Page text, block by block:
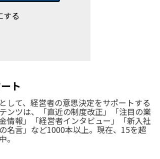
する
ト
して、経営者の意思決定をサポートする
ンツは、「直近の制度改正」「注目の業
情報」「経営者インタビュー」「新入社
名言」など1000本以上。現在、15を超
。